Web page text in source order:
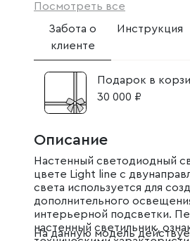
Посмотреть все
Забота о
клиенте
Инструкция
Подарок в
30 000 ₽
Описание
Настенный светодиодный
цвете Light line с
света используется для
дополнительного
интерьерной подсветки.
настенный светильник,
На данную модель